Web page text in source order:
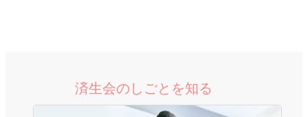
済生会のしごとを知る